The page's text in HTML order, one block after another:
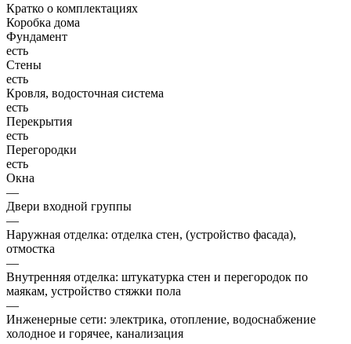
Кратко о комплектациях
Коробка дома
Фундамент
есть
Стены
есть
Кровля, водосточная система
есть
Перекрытия
есть
Перегородки
есть
Окна
—
Двери входной группы
—
Наружная отделка: отделка стен, (устройство фасада),
отмостка
—
Внутренняя отделка: штукатурка стен и перегородок по
маякам, устройство стяжки пола
—
Инженерные сети: электрика, отопление, водоснабжение
холодное и горячее, канализация